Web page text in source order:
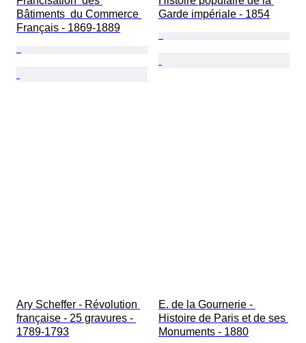
Bâtiments  du Commerce
Français - 1869-1889
Garde impériale - 1854
Ary Scheffer - Révolution
française - 25 gravures -
1789-1793
E. de la Gournerie -
Histoire de Paris et de ses
Monuments - 1880